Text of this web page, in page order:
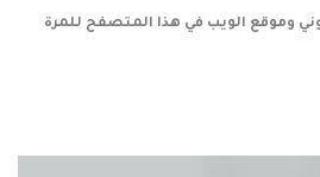
وموقع الويب في هذا المتصفح للمرة